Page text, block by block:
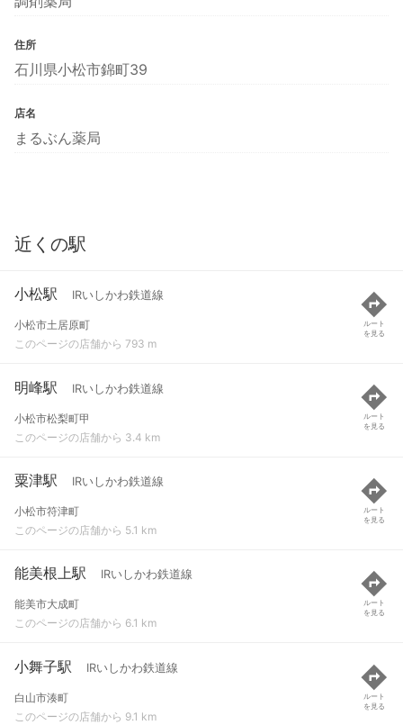
住所
石川県小松市錦町39
店名
まるぶん薬局
近くの駅
小松駅 IRいしかわ鉄道線
小松市土居原町
このページの店舗から 793 m
ルート
を見る
明峰駅 IRいしかわ鉄道線
小松市松梨町甲
このページの店舗から 3.4 km
ルート
を見る
粟津駅 IRいしかわ鉄道線
小松市符津町
このページの店舗から 5.1 km
ルート
を見る
能美根上駅 IRいしかわ鉄道線
能美市大成町
このページの店舗から 6.1 km
ルート
を見る
小舞子駅 IRいしかわ鉄道線
白山市湊町
このページの店舗から 9.1 km
ルート
を見る